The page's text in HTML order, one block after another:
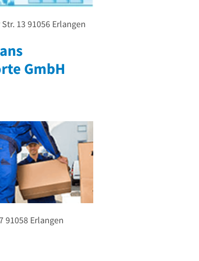
13 91056 Erlangen
GmbH
91058 Erlangen